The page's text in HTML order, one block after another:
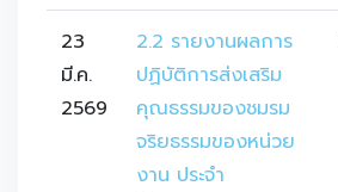
23
มี.ค.
2569
2.2 รายงานผลการ
ปฏิบัติการส่งเสริม
คุณธรรมของชมรม
จริยธรรมของหน่วย
งาน ประจำ